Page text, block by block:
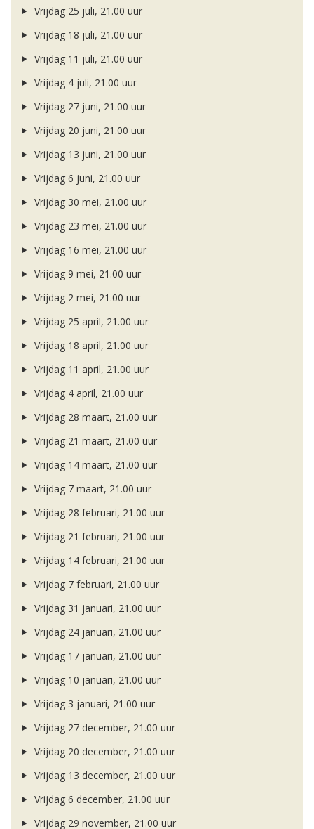
Vrijdag 25 juli, 21.00 uur
Vrijdag 18 juli, 21.00 uur
Vrijdag 11 juli, 21.00 uur
Vrijdag 4 juli, 21.00 uur
Vrijdag 27 juni, 21.00 uur
Vrijdag 20 juni, 21.00 uur
Vrijdag 13 juni, 21.00 uur
Vrijdag 6 juni, 21.00 uur
Vrijdag 30 mei, 21.00 uur
Vrijdag 23 mei, 21.00 uur
Vrijdag 16 mei, 21.00 uur
Vrijdag 9 mei, 21.00 uur
Vrijdag 2 mei, 21.00 uur
Vrijdag 25 april, 21.00 uur
Vrijdag 18 april, 21.00 uur
Vrijdag 11 april, 21.00 uur
Vrijdag 4 april, 21.00 uur
Vrijdag 28 maart, 21.00 uur
Vrijdag 21 maart, 21.00 uur
Vrijdag 14 maart, 21.00 uur
Vrijdag 7 maart, 21.00 uur
Vrijdag 28 februari, 21.00 uur
Vrijdag 21 februari, 21.00 uur
Vrijdag 14 februari, 21.00 uur
Vrijdag 7 februari, 21.00 uur
Vrijdag 31 januari, 21.00 uur
Vrijdag 24 januari, 21.00 uur
Vrijdag 17 januari, 21.00 uur
Vrijdag 10 januari, 21.00 uur
Vrijdag 3 januari, 21.00 uur
Vrijdag 27 december, 21.00 uur
Vrijdag 20 december, 21.00 uur
Vrijdag 13 december, 21.00 uur
Vrijdag 6 december, 21.00 uur
Vrijdag 29 november, 21.00 uur